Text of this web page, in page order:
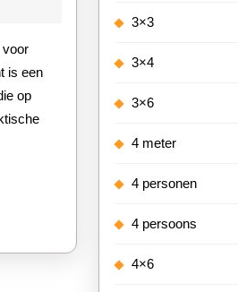
is een
op
3×3
3×4
3×6
4 meter
4 personen
4 persoons
4×6